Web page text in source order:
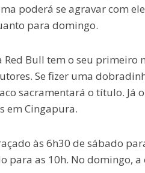
poderá se agravar com
para domingo.
Bull tem o seu
Se fizer uma
sacramentará o título. Já
em Cingapura.
às 6h30 de sábado
para as 10h. No domingo,